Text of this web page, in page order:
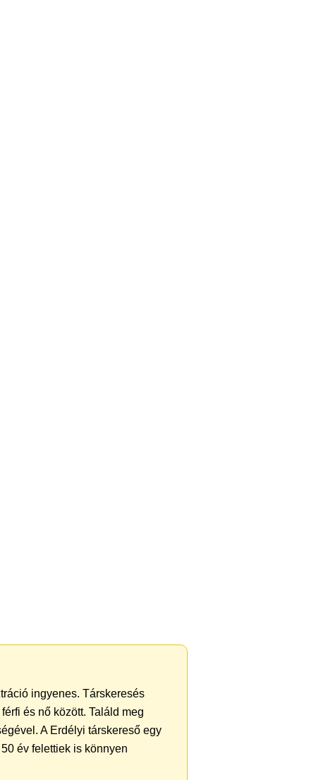
ingyenes. Társkeresés
és nő között. Találd meg
A Erdélyi társkereső egy
év felettiek is könnyen